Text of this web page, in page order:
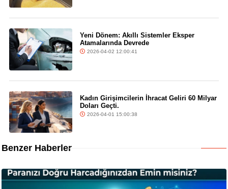
Yeni Dönem: Akıllı Sistemler Eksper
Atamalarında Devrede
2026-04-02 12:00:41
Kadın Girişimcilerin İhracat Geliri 60 Milyar
Doları Geçti.
2026-04-01 15:00:38
Benzer Haberler